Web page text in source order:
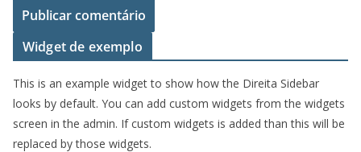
Widget de exemplo
This is an example widget to show how the Direita Sidebar
looks by default. You can add custom widgets from the widgets
screen in the admin. If custom widgets is added than this will be
replaced by those widgets.